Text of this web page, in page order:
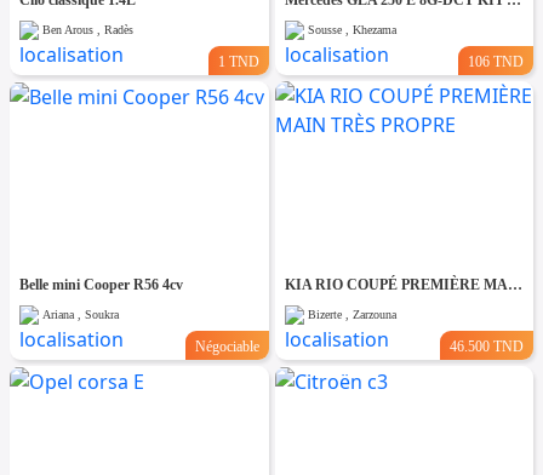
Ben Arous , Radès
1 TND
Sousse , Khezama
106 TND
Belle mini Cooper R56 4cv
Ariana , Soukra
Négociable
KIA RIO COUPÉ PREMIÈRE MAIN TRÈS PROPRE
Bizerte , Zarzouna
46.500 TND